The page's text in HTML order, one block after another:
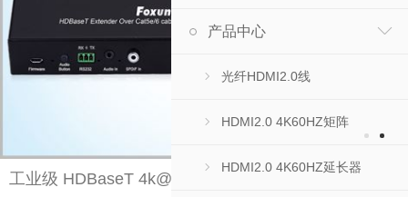
工业级 HDBaseT 4k@60Hz网线延长器 EX43
产品中心
光纤HDMI2.0线
HDMI2.0 4K60HZ矩阵
HDMI2.0 4K60HZ延长器